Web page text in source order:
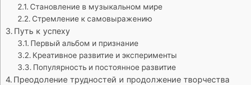
Становление в музыкальном мире
Стремление к самовыражению
Путь к успеху
Первый альбом и признание
Креативное развитие и эксперименты
Популярность и постоянное развитие
Преодоление трудностей и продолжение творчества